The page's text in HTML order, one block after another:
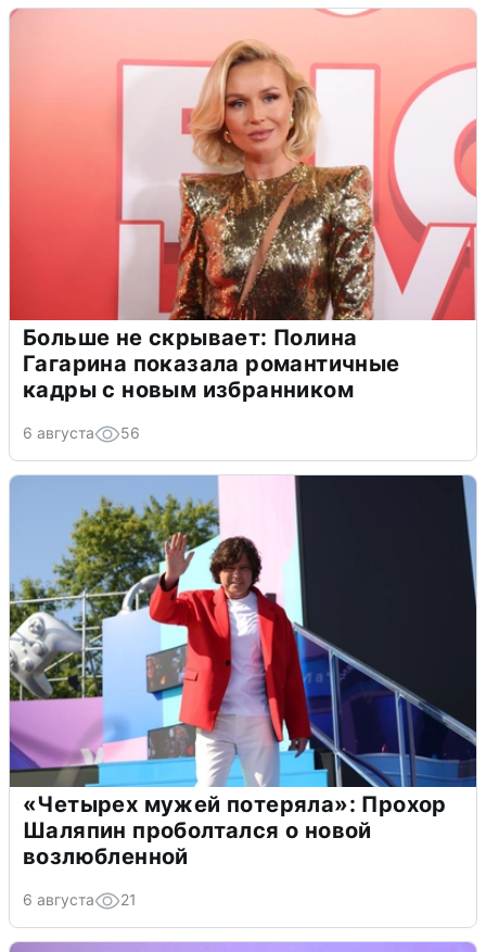
Больше не скрывает: Полина
Гагарина показала романтичные
кадры с новым избранником
6 августа 56
«Четырех мужей потеряла»: Прохор
Шаляпин проболтался о новой
возлюбленной
6 августа 21